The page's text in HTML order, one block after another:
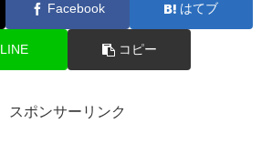
Facebook はてブ
LINE コピー
スポンサーリンク